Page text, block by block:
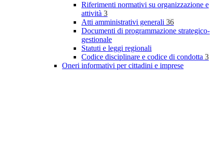
Riferimenti normativi su organizzazione e
attività 3
Atti amministrativi generali 36
Documenti di programmazione strategico-
gestionale
Statuti e leggi regionali
Codice disciplinare e codice di condotta 3
Oneri informativi per cittadini e imprese